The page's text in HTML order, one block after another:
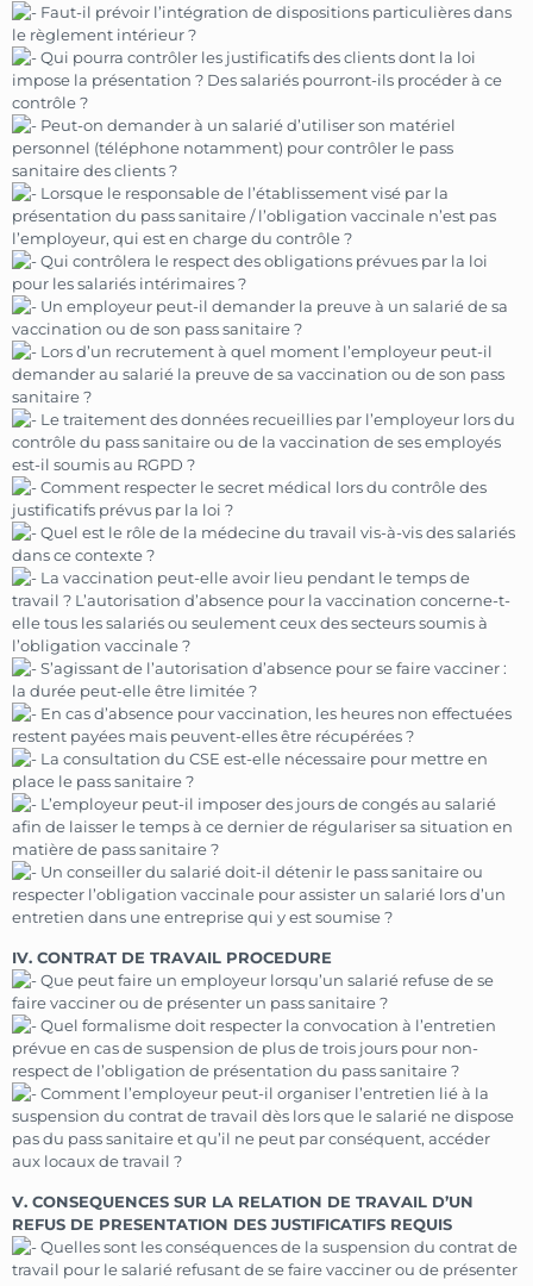
Faut-il prévoir l’intégration de dispositions particulières dans
le règlement intérieur ?
Qui pourra contrôler les justificatifs des clients dont la loi
impose la présentation ? Des salariés pourront-ils procéder à ce
contrôle ?
Peut-on demander à un salarié d’utiliser son matériel
personnel (téléphone notamment) pour contrôler le pass
sanitaire des clients ?
Lorsque le responsable de l’établissement visé par la
présentation du pass sanitaire / l’obligation vaccinale n’est pas
l’employeur, qui est en charge du contrôle ?
Qui contrôlera le respect des obligations prévues par la loi
pour les salariés intérimaires ?
Un employeur peut-il demander la preuve à un salarié de sa
vaccination ou de son pass sanitaire ?
Lors d’un recrutement à quel moment l’employeur peut-il
demander au salarié la preuve de sa vaccination ou de son pass
sanitaire ?
Le traitement des données recueillies par l’employeur lors du
contrôle du pass sanitaire ou de la vaccination de ses employés
est-il soumis au RGPD ?
Comment respecter le secret médical lors du contrôle des
justificatifs prévus par la loi ?
Quel est le rôle de la médecine du travail vis-à-vis des salariés
dans ce contexte ?
La vaccination peut-elle avoir lieu pendant le temps de
travail ? L’autorisation d’absence pour la vaccination concerne-t-
elle tous les salariés ou seulement ceux des secteurs soumis à
l’obligation vaccinale ?
S’agissant de l’autorisation d’absence pour se faire vacciner :
la durée peut-elle être limitée ?
En cas d’absence pour vaccination, les heures non effectuées
restent payées mais peuvent-elles être récupérées ?
La consultation du CSE est-elle nécessaire pour mettre en
place le pass sanitaire ?
L’employeur peut-il imposer des jours de congés au salarié
afin de laisser le temps à ce dernier de régulariser sa situation en
matière de pass sanitaire ?
Un conseiller du salarié doit-il détenir le pass sanitaire ou
respecter l’obligation vaccinale pour assister un salarié lors d’un
entretien dans une entreprise qui y est soumise ?
IV. CONTRAT DE TRAVAIL PROCEDURE
Que peut faire un employeur lorsqu’un salarié refuse de se
faire vacciner ou de présenter un pass sanitaire ?
Quel formalisme doit respecter la convocation à l’entretien
prévue en cas de suspension de plus de trois jours pour non-
respect de l’obligation de présentation du pass sanitaire ?
Comment l’employeur peut-il organiser l’entretien lié à la
suspension du contrat de travail dès lors que le salarié ne dispose
pas du pass sanitaire et qu’il ne peut par conséquent, accéder
aux locaux de travail ?
V. CONSEQUENCES SUR LA RELATION DE TRAVAIL D’UN
REFUS DE PRESENTATION DES JUSTIFICATIFS REQUIS
Quelles sont les conséquences de la suspension du contrat de
travail pour le salarié refusant de se faire vacciner ou de présenter